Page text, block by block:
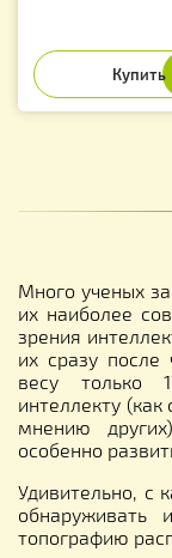
Много ученых
их наиболее
зрения
их сразу после
весу только
интеллекту
мнению
особенно
Удивительно, с
обнаруживать
топографию